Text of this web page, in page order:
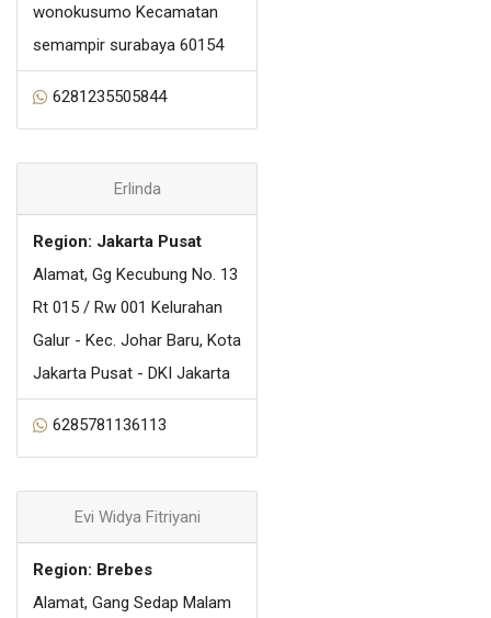
wonokusumo Kecamatan
semampir surabaya 60154
6281235505844
Erlinda
Region: Jakarta Pusat
Alamat, Gg Kecubung No. 13
Rt 015 / Rw 001 Kelurahan
Galur - Kec. Johar Baru, Kota
Jakarta Pusat - DKI Jakarta
6285781136113
Evi Widya Fitriyani
Region: Brebes
Alamat, Gang Sedap Malam